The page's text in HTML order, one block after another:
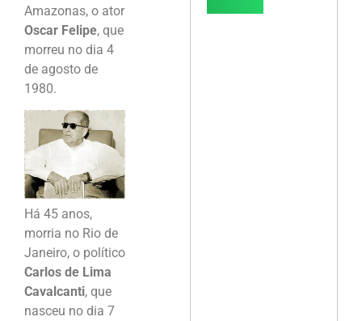
Amazonas, o ator
Oscar Felipe, que
morreu no dia 4
de agosto de
1980.
Há 45 anos,
morria no Rio de
Janeiro, o político
Carlos de Lima
Cavalcanti, que
nasceu no dia 7